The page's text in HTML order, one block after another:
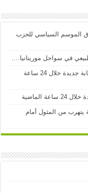
الموسم السياسي للحزب
في سواحل موريتانيا….
تسجيل 3 وفيات و197 إصابة جديدة خلال 24 ساعة
من المثول أمام